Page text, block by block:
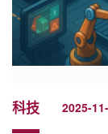
科技 2025-